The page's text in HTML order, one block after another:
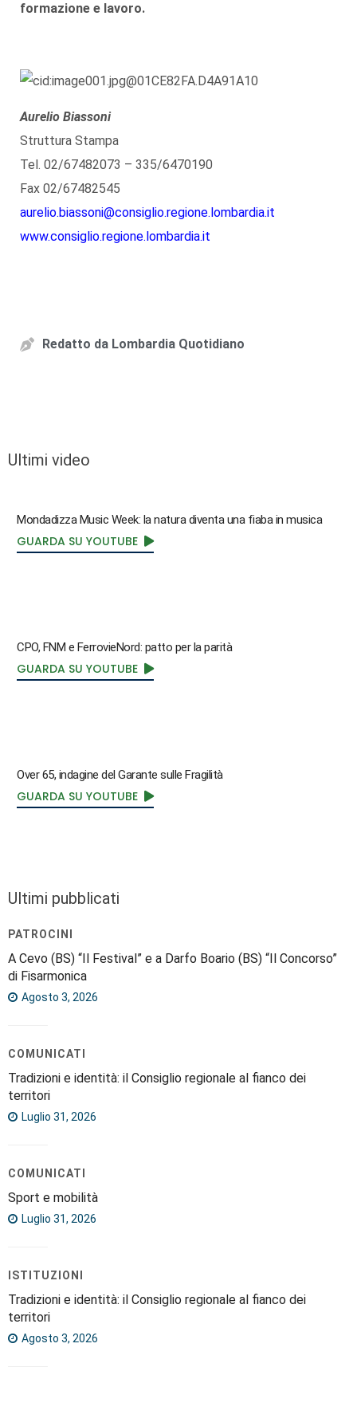
formazione e lavoro.
Aurelio Biassoni
Struttura Stampa
Tel. 02/67482073 – 335/6470190
Fax 02/67482545
aurelio.biassoni@consiglio.regione.lombardia.it
www.consiglio.regione.lombardia.it
Redatto da Lombardia Quotidiano
Ultimi video
Mondadizza Music Week: la natura diventa una fiaba in musica
GUARDA SU YOUTUBE
CPO, FNM e FerrovieNord: patto per la parità
GUARDA SU YOUTUBE
Over 65, indagine del Garante sulle Fragilità
GUARDA SU YOUTUBE
Ultimi pubblicati
PATROCINI
A Cevo (BS) “Il Festival” e a Darfo Boario (BS) “Il Concorso”
di Fisarmonica
Agosto 3, 2026
COMUNICATI
Tradizioni e identità: il Consiglio regionale al fianco dei
territori
Luglio 31, 2026
COMUNICATI
Sport e mobilità
Luglio 31, 2026
ISTITUZIONI
Tradizioni e identità: il Consiglio regionale al fianco dei
territori
Agosto 3, 2026